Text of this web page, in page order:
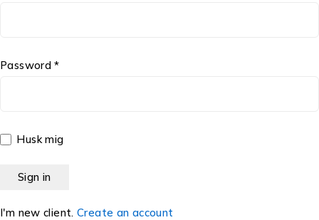
Password *
Husk mig
I'm new client. Create an account